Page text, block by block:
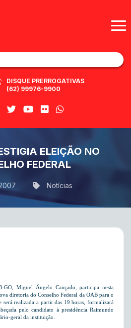
DISQUE PRERROGATIVAS
(62) 99976-9900
ELEIÇÃO NO
FEDERAL
Notícias
GO, Miguel Ângelo Cançado, participa nesta
diretoria do Conselho Federal da OAB para o
será realizada a partir das 19 horas, formalizará
pelo candidato à presidência Raimundo
geral da instituição.